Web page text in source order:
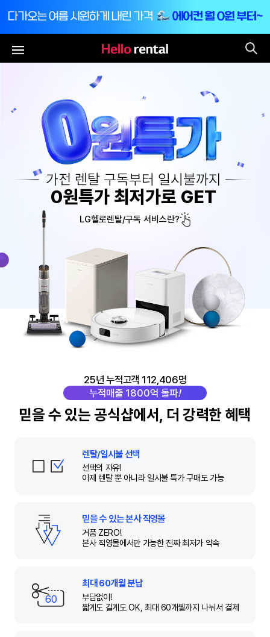
가전 렌탈 구독부터 일시불까지
0원특가 최저가로 GET
LG헬로렌탈/구독 서비스란?
25년 누적고객 112,406명
누적매출 1800억 돌파!
믿을 수 있는 공식샵에서, 더 강력한 혜택
렌탈/일시불 선택
선택의 자유!
이제 렌탈 뿐 아니라일시불 특가 구매도 가능
믿을 수 있는 본사 직영몰
거품 ZERO!
본사 직영몰에서만 가능한 진짜 최저가 약속
최대 60개월 분납
부담없이!
짧게도 길게도 OK, 최대 60개월까지 나눠서 결제